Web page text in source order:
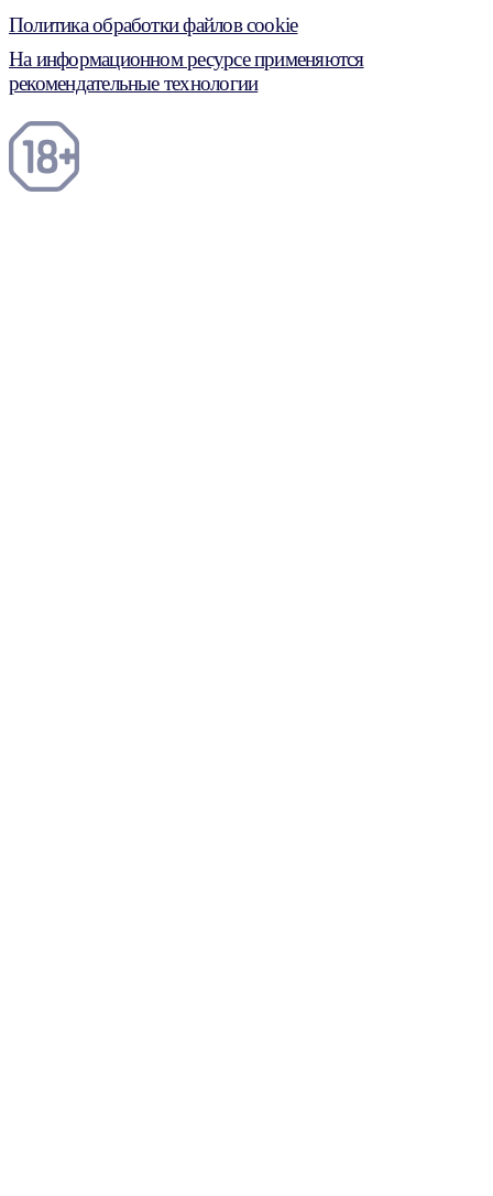
Политика обработки файлов cookie
На информационном ресурсе применяются
рекомендательные технологии